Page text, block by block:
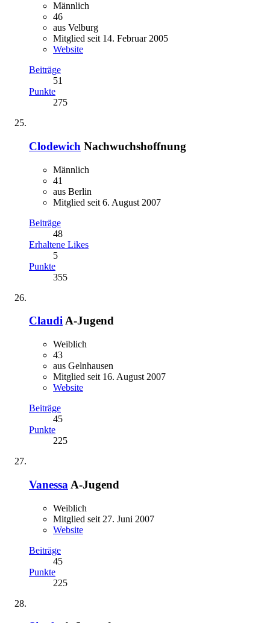
Männlich
46
aus Velburg
Mitglied seit 14. Februar 2005
Website
Beiträge
51
Punkte
275
Clodewich Nachwuchshoffnung
Männlich
41
aus Berlin
Mitglied seit 6. August 2007
Beiträge
48
Erhaltene Likes
5
Punkte
355
ClaudiA-Jugend
Weiblich
43
aus Gelnhausen
Mitglied seit 16. August 2007
Website
Beiträge
45
Punkte
225
Vanessa A-Jugend
Weiblich
Mitglied seit 27. Juni 2007
Website
Beiträge
45
Punkte
225